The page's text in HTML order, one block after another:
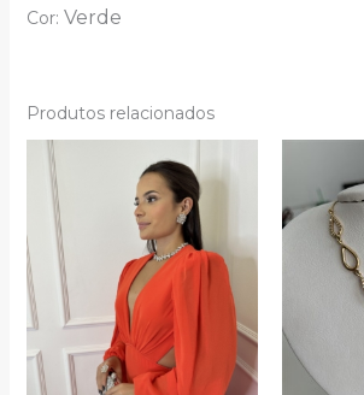
Cor: Verde
Produtos relacionados